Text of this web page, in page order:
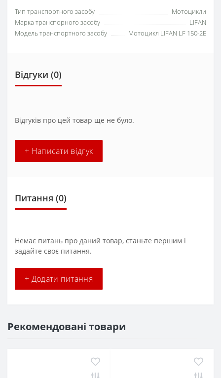
Тип транспортного засобу
Мотоцикли
Марка транспорного засобу
LIFAN
Модель транспортного засобу
Мотоцикл LIFAN LF 150-2E
Відгуки (0)
Відгуків про цей товар ще не було.
+ Написати відгук
Питання (0)
Немає питань про даний товар, станьте першим і
задайте своє питання.
+ Додати питання
Рекомендовані товари